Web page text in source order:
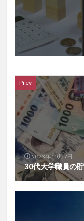
Prev
2023年10月7日
30代大学職員の